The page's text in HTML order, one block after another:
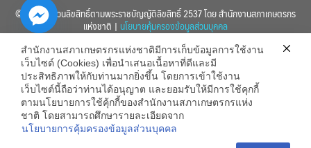
© 2560 สงวนลิขสิทธิ์ตามพระราชบัญญัติลิขสิทธิ์ 2537 โดย สำนักงานสภาเกษตรกร
แห่งชาติ | นโยบายคุ้มครองข้อมูลส่วนบุคคล
สำนักงานสภาเกษตรกรแห่งชาติมีการเก็บข้อมูลการใช้งาน
เว็บไซต์ (Cookies) เพื่อนำเสนอเนื้อหาที่ดีและมี
ประสิทธิภาพให้กับท่านมากยิ่งขึ้น โดยการเข้าใช้งาน
เว็บไซต์นี้ถือว่าท่านได้อนุญาต และยอมรับให้มีการใช้คุกกี้
ตามนโยบายการใช้คุ้กกี้ของสำนักงานสภาเกษตรกรแห่ง
ชาติ โดยสามารถศึกษารายละเอียดจาก
นโยบายการคุ้มครองข้อมูลส่วนบุคคล
Hide
chaty